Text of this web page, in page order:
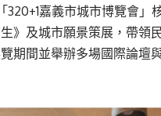
320+1嘉義市城市博覽會」
》及城市願景策展，帶領
期間並舉辦多場國際論壇